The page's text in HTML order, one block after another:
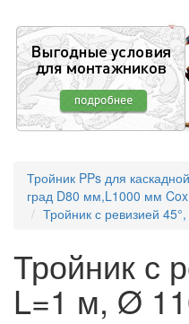
Тройник PPs для
град D80 мм,L1000 мм
Тройник с ревизией
Тройник с
L=1 м, Ø